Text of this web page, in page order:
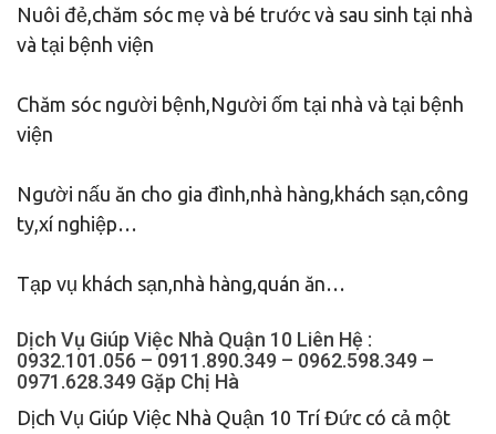
Nuôi đẻ,chăm sóc mẹ và bé trước và sau sinh tại nhà
và tại bệnh viện
Chăm sóc người bệnh,Người ốm tại nhà và tại bệnh
viện
Người nấu ăn cho gia đình,nhà hàng,khách sạn,công
ty,xí nghiệp…
Tạp vụ khách sạn,nhà hàng,quán ăn…
Dịch Vụ Giúp Việc Nhà Quận 10 Liên Hệ :
0932.101.056 – 0911.890.349 – 0962.598.349 –
0971.628.349 Gặp Chị Hà
Dịch Vụ Giúp Việc Nhà Quận 10 Trí Đức có cả một